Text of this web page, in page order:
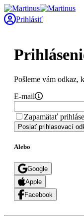
Prihlásiť
Pošleme vám odkaz,
E-mail
Zapamätať
Poslať prihlasovací
Alebo
Google
Apple
Facebook